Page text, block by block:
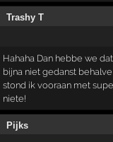
Trashy T
Hahaha Dan hebbe we
bijna niet gedanst
stond ik vooraan met
niete!
Pijks